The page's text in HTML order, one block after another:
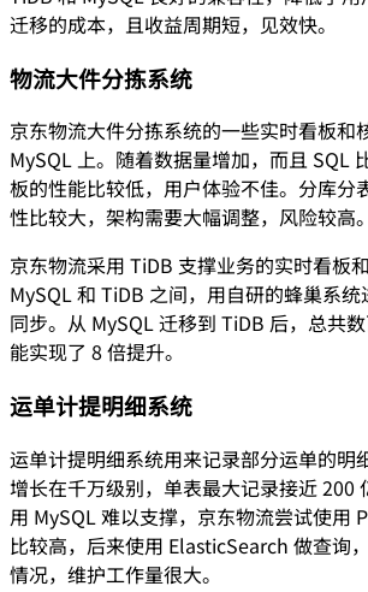
迁移的成本，且收益周期短，见效快。
物流大件分拣系统
京东物流大件分拣系统的一些实时看板和
MySQL 上。随着数据量增加，而且 SQL
板的性能比较低，用户体验不佳。分库分
性比较大，架构需要大幅调整，风险较高。
京东物流采用 TiDB 支撑业务的实时看板
MySQL 和 TiDB 之间，用自研的蜂巢系
同步。从 MySQL 迁移到 TiDB 后，总共
能实现了 8 倍提升。
运单计提明细系统
运单计提明细系统用来记录部分运单的明
增长在千万级别，单表最大记录接近 200
用 MySQL 难以支撑，京东物流尝试使用
比较高，后来使用 ElasticSearch 做查询
情况，维护工作量很大。